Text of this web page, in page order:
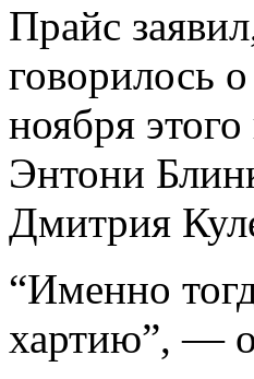
Прайс
говорилось
ноября
Энтони
Дмитрия
“Именно
хартию”, —